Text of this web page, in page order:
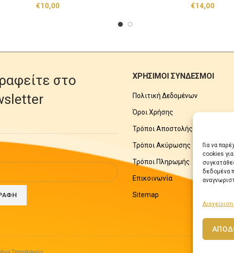
Για να
cookies
δεδομένα
€10,00 €14,00
στο
ΧΡΗΣΙΜΟΙ ΣΥΝΔΕΣΜΟΙ
Πολιτική Δεδομένων
Όροι Χρήσης
Τρόποι Αποστολής
Τρόποι Ακύρωσης
Τρόποι Πληρωμής
Επικοινωνία
Sitemap